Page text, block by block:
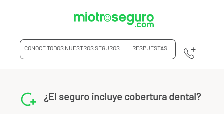
CONOCE TODOS NUESTROS SEGUROS RESPUESTAS
¿El seguro incluye cobertura dental?